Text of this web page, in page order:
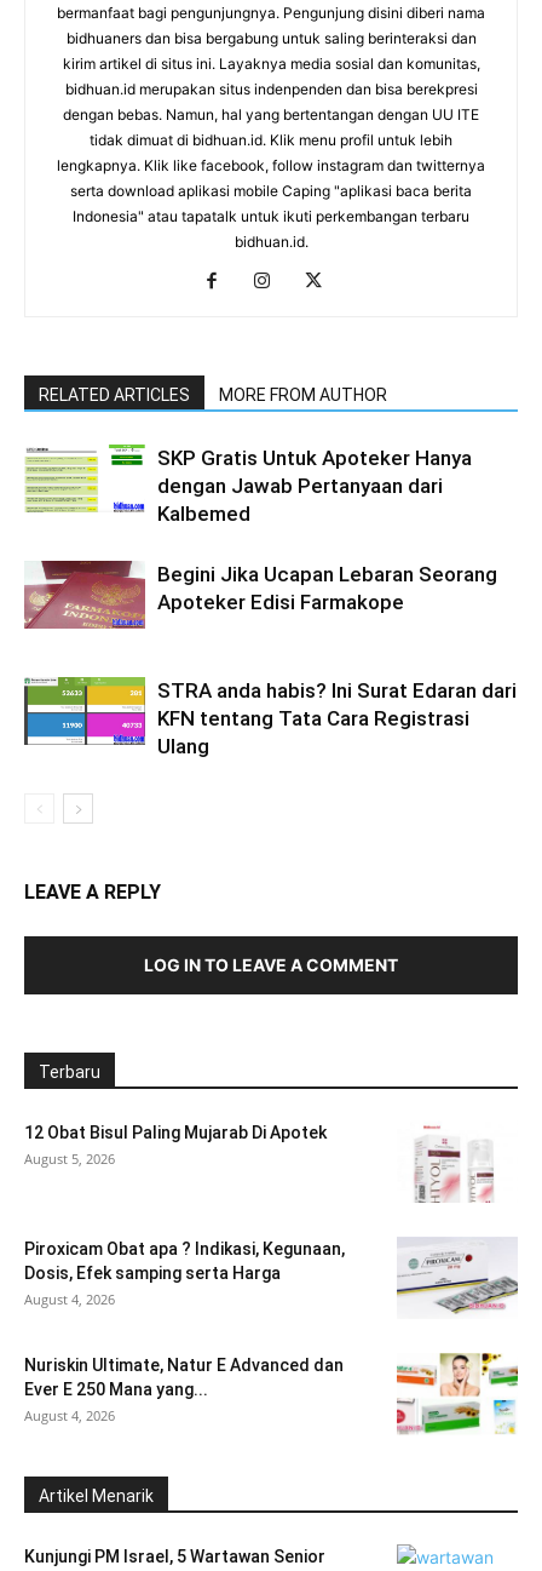
bermanfaat bagi pengunjungnya. Pengunjung disini diberi nama
bidhuaners dan bisa bergabung untuk saling berinteraksi dan
kirim artikel di situs ini. Layaknya media sosial dan komunitas,
bidhuan.id merupakan situs indenpenden dan bisa berekpresi
dengan bebas. Namun, hal yang bertentangan dengan UU ITE
tidak dimuat di bidhuan.id. Klik menu profil untuk lebih
lengkapnya. Klik like facebook, follow instagram dan twitternya
serta download aplikasi mobile Caping "aplikasi baca berita
Indonesia" atau tapatalk untuk ikuti perkembangan terbaru
bidhuan.id.
RELATED ARTICLES MORE FROM AUTHOR
SKP Gratis Untuk Apoteker Hanya
dengan Jawab Pertanyaan dari
Kalbemed
Begini Jika Ucapan Lebaran Seorang
Apoteker Edisi Farmakope
STRA anda habis? Ini Surat Edaran dari
KFN tentang Tata Cara Registrasi
Ulang
LEAVE A REPLY
LOG IN TO LEAVE A COMMENT
Terbaru
12 Obat Bisul Paling Mujarab Di Apotek
August 5, 2026
Piroxicam Obat apa ? Indikasi, Kegunaan,
Dosis, Efek samping serta Harga
August 4, 2026
Nuriskin Ultimate, Natur E Advanced dan
Ever E 250 Mana yang...
August 4, 2026
Artikel Menarik
Kunjungi PM Israel, 5 Wartawan Senior